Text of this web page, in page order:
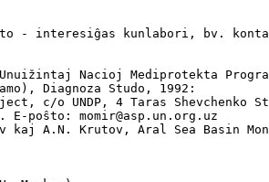
- interesiĝas kunlabori, bv.
Nacioj Mediprotekta
Diagnoza Studo, 1992:
c/o UNDP, 4 Taras Shevchenko
E-poŝto: momir@asp.un.org.uz
kaj A.N. Krutov, Aral Sea Basin